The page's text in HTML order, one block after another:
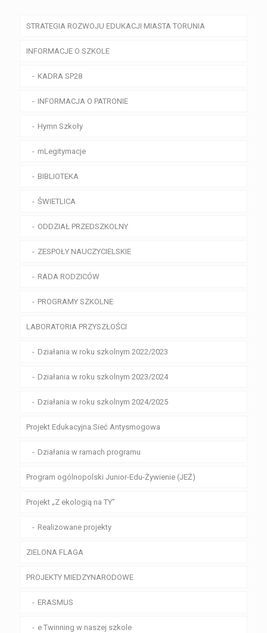
STRATEGIA ROZWOJU EDUKACJI MIASTA TORUNIA
INFORMACJE O SZKOLE
KADRA SP28
INFORMACJA O PATRONIE
Hymn Szkoły
mLegitymacje
BIBLIOTEKA
ŚWIETLICA
ODDZIAŁ PRZEDSZKOLNY
ZESPOŁY NAUCZYCIELSKIE
RADA RODZICÓW
PROGRAMY SZKOLNE
LABORATORIA PRZYSZŁOŚCI
Działania w roku szkolnym 2022/2023
Działania w roku szkolnym 2023/2024
Działania w roku szkolnym 2024/2025
Projekt Edukacyjna Sieć Antysmogowa
Działania w ramach programu
Program ogólnopolski Junior-Edu-Żywienie (JEŻ)
Projekt „Z ekologią na TY”
Realizowane projekty
ZIELONA FLAGA
PROJEKTY MIEDZYNARODOWE
ERASMUS
e Twinning w naszej szkole